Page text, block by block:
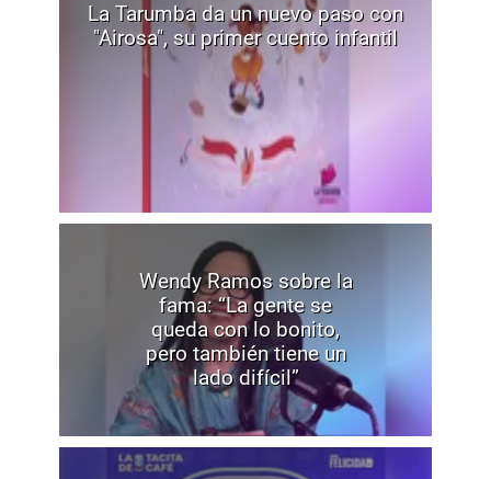
La Tarumba da un nuevo paso con
"Airosa", su primer cuento infantil
Wendy Ramos sobre la
fama: “La gente se
queda con lo bonito,
pero también tiene un
lado difícil”